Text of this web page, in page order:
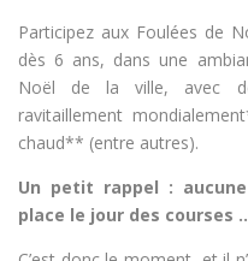
Participez aux Foulées de
dès 6 ans, dans une
Noël de la ville, avec
ravitaillement
chaud** (entre autres).
Un petit rappel :
place le jour des courses